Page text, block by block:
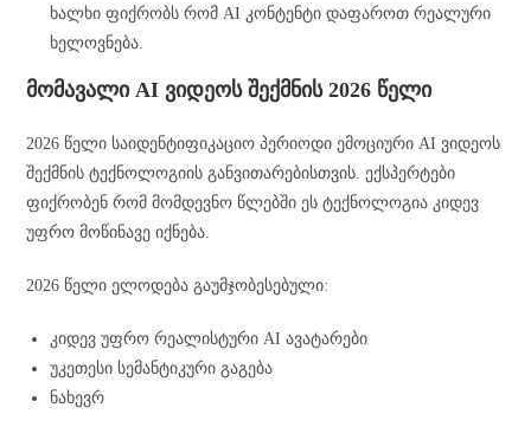
ხალხი ფიქრობს რომ AI კონტენტი დაფაროთ რეალური
ხელოვნება.
მომავალი AI ვიდეოს შექმნის 2026 წელი
2026 წელი საიდენტიფიკაციო პერიოდი ემოციური AI ვიდეოს
შექმნის ტექნოლოგიის განვითარებისთვის. ექსპერტები
ფიქრობენ რომ მომდევნო წლებში ეს ტექნოლოგია კიდევ
უფრო მოწინავე იქნება.
2026 წელი ელოდება გაუმჯობესებული:
კიდევ უფრო რეალისტური AI ავატარები
უკეთესი სემანტიკური გაგება
ნახევრ